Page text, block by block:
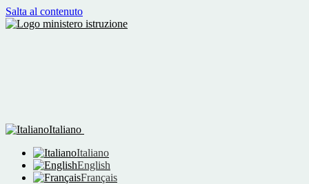
Salta al contenuto
Italiano
Italiano
English
Français